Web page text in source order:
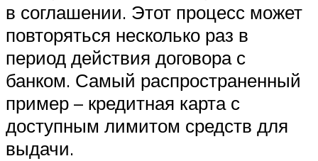
в соглашении. Этот процесс может
повторяться несколько раз в
период действия договора с
банком. Самый распространенный
пример – кредитная карта с
доступным лимитом средств для
выдачи.